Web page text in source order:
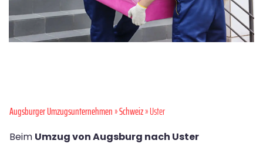
Augsburger Umzugsunternehmen»Schweiz» Uster
Beim Umzug von Augsburg nach Uster